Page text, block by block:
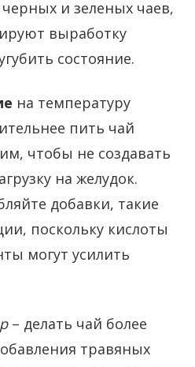
и зеленых чаев,
выработку
состояние.
на температуру
пить чай
чтобы не создавать
на желудок.
добавки, такие
поскольку кислоты
могут усилить
– делать чай более
травяных